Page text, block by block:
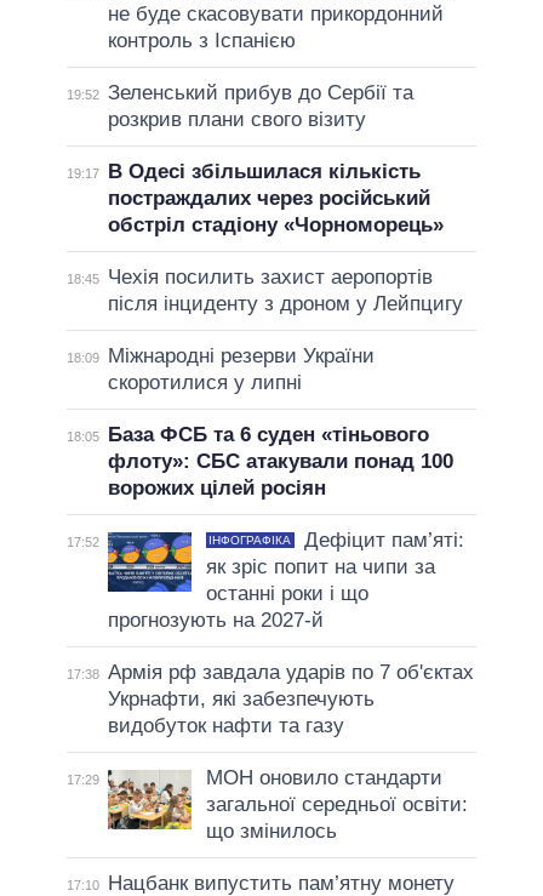
не буде скасовувати прикордонний
контроль з Іспанією
19:52 Зеленський прибув до Сербії та
розкрив плани свого візиту
19:17
В Одесі збільшилася кількість
постраждалих через російський
обстріл стадіону «Чорноморець»
18:45
Чехія посилить захист аеропортів
після інциденту з дроном у Лейпцигу
18:09
Міжнародні резерви України
скоротилися у липні
18:05
База ФСБ та 6 суден «тіньового
флоту»: СБС атакували понад 100
ворожих цілей росіян
17:52 ІНФОГРАФІКА
Дефіцит пам’яті:
як зріс попит на чипи за
останні роки і що
прогнозують на 2027-й
17:38 Армія рф завдала ударів по 7 об'єктах
Укрнафти, які забезпечують
видобуток нафти та газу
17:29
МОН оновило стандарти
загальної середньої освіти:
що змінилось
17:10
Нацбанк випустить пам’ятну монету